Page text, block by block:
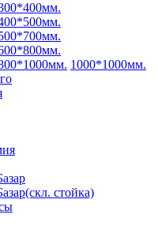
1000*1000мм.
стойка)